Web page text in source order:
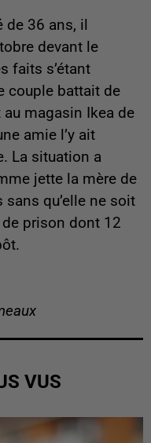
de 36 ans, il
devant le
faits s’étant
couple battait de
au magasin Ikea de
amie l’y ait
La situation a
jette la mère de
qu’elle ne soit
prison dont 12
VUS